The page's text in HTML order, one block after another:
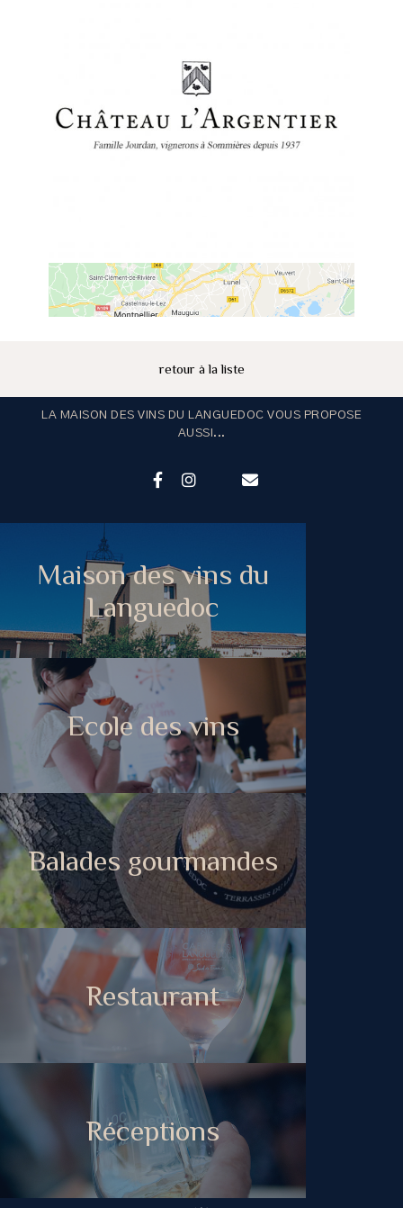
retour à la liste
LA MAISON DES VINS DU LANGUEDOC VOUS PROPOSE
AUSSI...
Maison des vins du
Languedoc
Ecole des vins
Balades gourmandes
Restaurant
Réceptions